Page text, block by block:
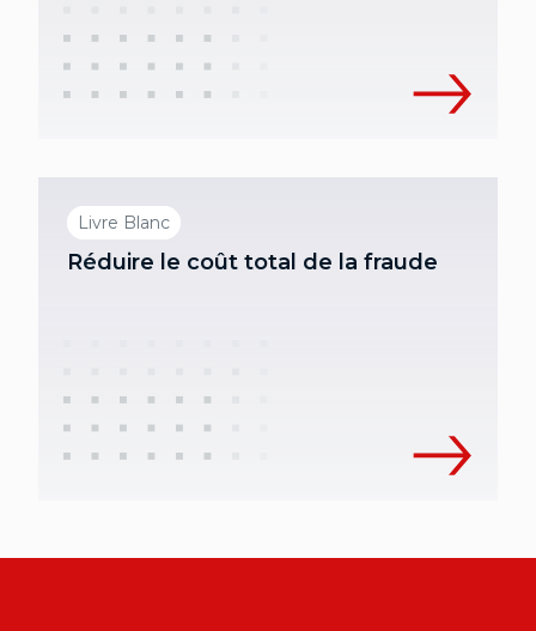
Livre Blanc
Réduire le coût total de la fraude